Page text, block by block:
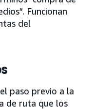
Funcionan
del
paso previo a la
de ruta que los